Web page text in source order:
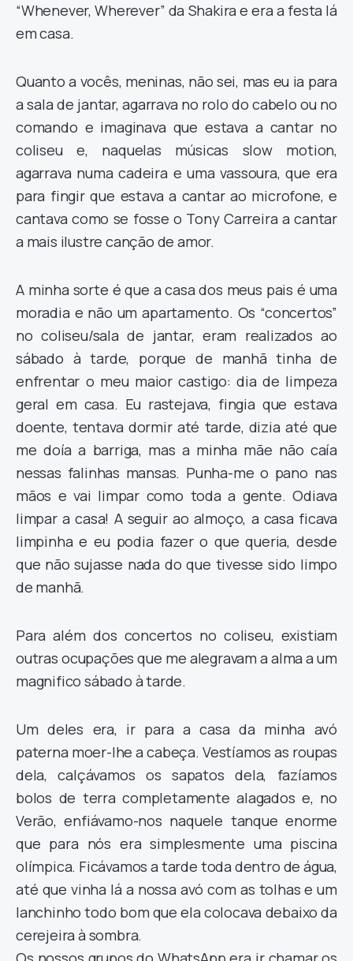
“Whenever, Wherever” da Shakira e era a festa lá
em casa.
Quanto a vocês, meninas, não sei, mas eu ia para
a sala de jantar, agarrava no rolo do cabelo ou no
comando e imaginava que estava a cantar no
coliseu e, naquelas músicas slow motion,
agarrava numa cadeira e uma vassoura, que era
para fingir que estava a cantar ao microfone, e
cantava como se fosse o Tony Carreira a cantar
a mais ilustre canção de amor.
A minha sorte é que a casa dos meus pais é uma
moradia e não um apartamento. Os “concertos”
no coliseu/sala de jantar, eram realizados ao
sábado à tarde, porque de manhã tinha de
enfrentar o meu maior castigo: dia de limpeza
geral em casa. Eu rastejava, fingia que estava
doente, tentava dormir até tarde, dizia até que
me doía a barriga, mas a minha mãe não caía
nessas falinhas mansas. Punha-me o pano nas
mãos e vai limpar como toda a gente. Odiava
limpar a casa! A seguir ao almoço, a casa ficava
limpinha e eu podia fazer o que queria, desde
que não sujasse nada do que tivesse sido limpo
de manhã.
Para além dos concertos no coliseu, existiam
outras ocupações que me alegravam a alma a um
magnifico sábado à tarde.
Um deles era, ir para a casa da minha avó
paterna moer-lhe a cabeça. Vestíamos as roupas
dela, calçávamos os sapatos dela, fazíamos
bolos de terra completamente alagados e, no
Verão, enfiávamo-nos naquele tanque enorme
que para nós era simplesmente uma piscina
olímpica. Ficávamos a tarde toda dentro de água,
até que vinha lá a nossa avó com as tolhas e um
lanchinho todo bom que ela colocava debaixo da
cerejeira à sombra.